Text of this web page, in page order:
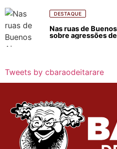
DESTAQUE
Nas ruas de
sobre agressões
Tweets by cbaraodeitarare